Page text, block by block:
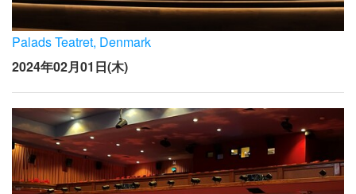
Palads Teatret, Denmark
2024年02月01日(木)